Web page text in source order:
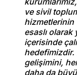
ve sivil
hizmetlerinin
esaslı
içerisinde
hedefimizdir.
gelişimini,
daha da